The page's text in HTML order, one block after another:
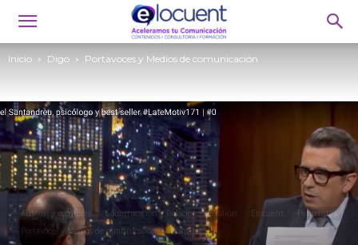
Inicio Digo Portavoces y Medios de comunicación
Autores y escritores Comunicación y Relaciones Públicas Elocuent
Periodistas
Portavoces y Medios de comunicación
Puntual